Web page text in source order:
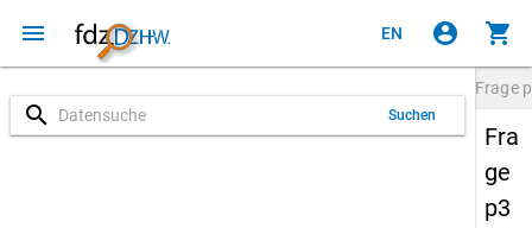
menu EN account_circle shopping_cart
search Suchen
Frage
Fra
ge
p3